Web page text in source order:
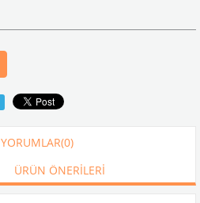
YORUMLAR(0)
ÜRÜN ÖNERILERI